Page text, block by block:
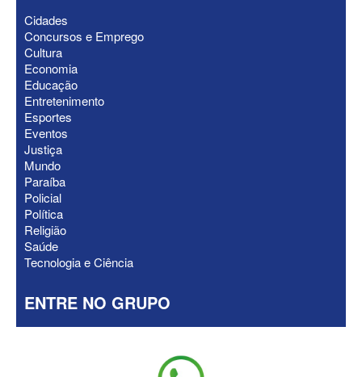
ELEIÇÕES 2026 - Nabor Vanderley
pede primeiro voto em João Azevêdo e
oficializa Daniella Ribeiro como
suplente
Cidades
Concursos e Emprego
Cultura
Economia
Educação
Entretenimento
Esportes
Eventos
Justiça
Mundo
Paraíba
Policial
Política
Religião
Saúde
Tecnologia e Ciência
ENTRE NO GRUPO